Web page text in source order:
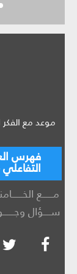
موعد مع
فهرس
مــــــع
ســــؤال